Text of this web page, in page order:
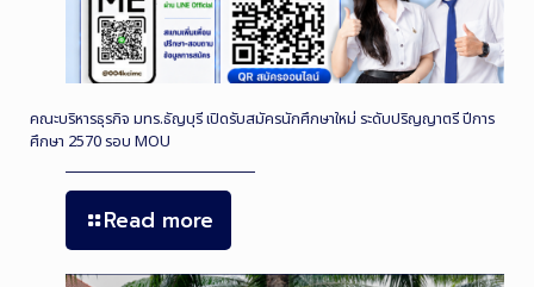
คณะบริหารธุรกิจ มทร.ธัญบุรี เปิดรับสมัครนักศึกษาใหม่ ระดับปริญญาตรี ปีการ
ศึกษา 2570 รอบ MOU
Read more